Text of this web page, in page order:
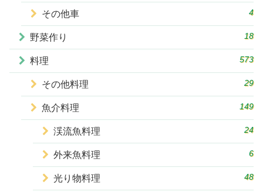
その他車 4
野菜作り 18
料理 573
その他料理 29
魚介料理 149
渓流魚料理 24
外来魚料理 6
光り物料理 48